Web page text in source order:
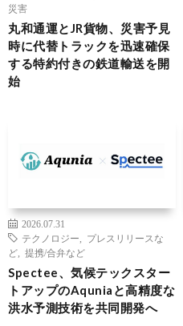
災害
丸和通運とJR貨物、災害予見
時に代替トラックを迅速確保
する特約付きの鉄道輸送を開
始
2026.07.31
テクノロジー
プレスリリースな
ど
提携/合弁など
Spectee、気候テックスター
トアップのAquniaと高精度な
洪水予測技術を共同開発へ